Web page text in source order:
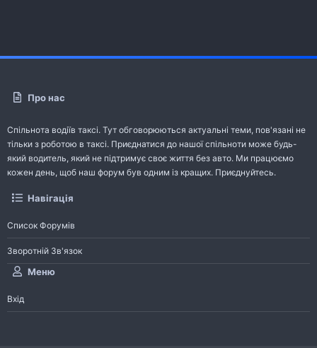
Про нас
Спільнота водіїв таксі. Тут обговорюються актуальні теми, пов'язані не
тільки з роботою в таксі. Приєднатися до нашої спільноти може будь-
який водитель, який не підтримує своє життя без авто. Ми працюємо
кожен день, щоб наш форум був одним із кращих. Приєднуйтесь.
Навігація
Список Форумів
Зворотній Зв'язок
Меню
Вхід